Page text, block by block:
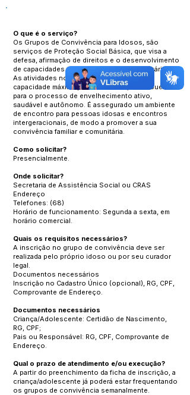
O que é o serviço?
Os Grupos de Convivência para Idosos, são
serviços de Proteção Social Básica, que visa a
defesa, afirmação de direitos e o desenvolvimento
de capacidades e potencialidades dos usuários.
As atividades nos grupos coletivos com
capacidade máxima para 30 idosos, contribuem
para o processo de envelhecimento ativo,
saudável e autônomo. É assegurado um ambiente
de encontro para pessoas idosas e encontros
intergeracionais, de modo a promover a sua
convivência familiar e comunitária.
Como solicitar?
Presencialmente.
Onde solicitar?
Secretaria de Assistência Social ou CRAS
Endereço
Telefones: (68)
Horário de funcionamento: Segunda a sexta, em
horário comercial.
Quais os requisitos necessários?
A inscrição no grupo de convivência deve ser
realizada pelo próprio idoso ou por seu curador
legal.
Documentos necessários
Inscrição no Cadastro Único (opcional), RG, CPF,
Comprovante de Endereço.
Documentos necessários
Criança/Adolescente: Certidão de Nascimento,
RG, CPF;
Pais ou Responsável: RG, CPF, Comprovante de
Endereço.
Qual o prazo de atendimento e/ou execução?
A partir do preenchimento da ficha de inscrição, a
criança/adolescente já poderá estar frequentando
os grupos de convivência semanalmente.